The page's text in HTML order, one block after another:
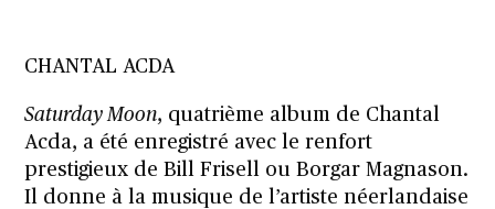
CHANTAL ACDA
Saturday Moon, quatrième album de Chantal
Acda, a été enregistré avec le renfort
prestigieux de Bill Frisell ou Borgar Magnason.
Il donne à la musique de l’artiste néerlandaise